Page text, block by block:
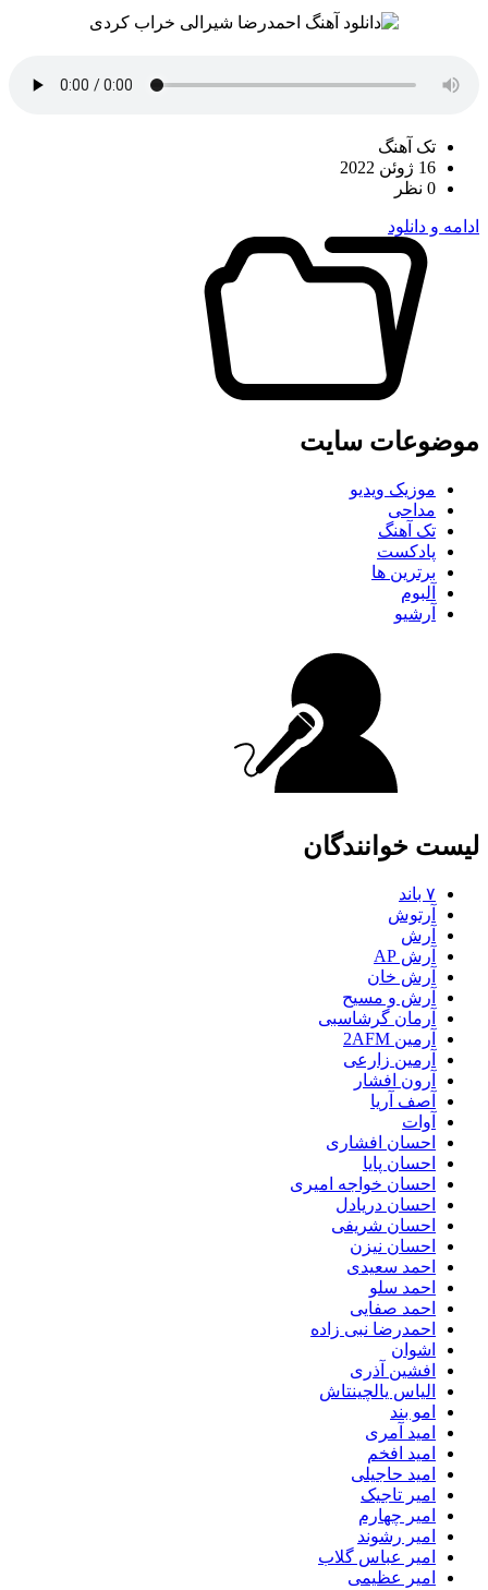
تک آهنگ
16 ژوئن 2022
0 نظر
ادامه و دانلود
موضوعات سایت
موزیک ویدیو
مداحی
تک آهنگ
پادکست
برترین ها
آلبوم
آرشیو
لیست خوانندگان
۷ باند
آرتوش
آرش
آرش AP
آرش خان
آرش و مسیح
آرمان گرشاسبی
آرمین 2AFM
آرمین زارعی
آرون افشار
آصف آریا
آوات
احسان افشاری
احسان پایا
احسان خواجه امیری
احسان دریادل
احسان شریفی
احسان نیزن
احمد سعیدی
احمد سلو
احمد صفایی
احمدرضا نبی زاده
اشوان
افشین آذری
الیاس یالچینتاش
امو بند
امید آمری
امید افخم
امید حاجیلی
امیر تاجیک
امیر چهارم
امیر رشوند
امیر عباس گلاب
امیر عظیمی